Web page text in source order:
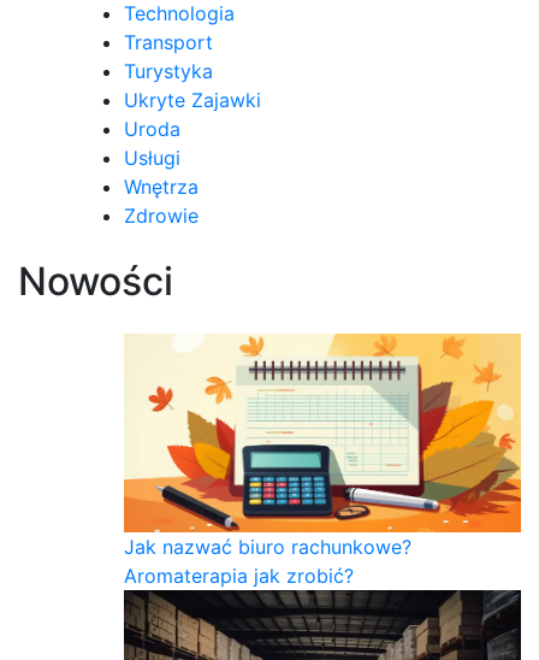
Technologia
Transport
Turystyka
Ukryte Zajawki
Uroda
Usługi
Wnętrza
Zdrowie
Nowości
Jak nazwać biuro rachunkowe?
Aromaterapia jak zrobić?